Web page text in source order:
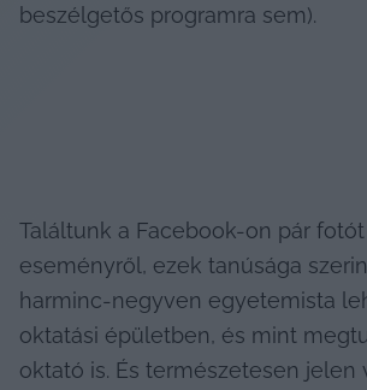
beszélgetős programra sem).
Találtunk a Facebook-on pár
eseményről, ezek tanúsága
harminc-negyven egyetemista
oktatási épületben, és mint
oktató is. És természetesen jelen